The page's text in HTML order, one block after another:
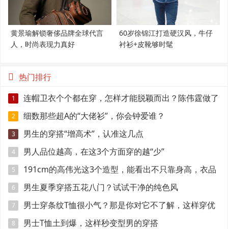
黄景瑜解锁奢侈品牌全球代言
人，时尚表现力真好
60岁徐锦江打造硬汉风，牛仔
衬衫+皮靴够时髦
热门排行
1
连帽卫衣个个都在穿，怎样才能脱颖而出？陈伟霆做了
示范
2 细数那些超A的“大佬衫”，你会钟爱谁？
3 男生的穿搭“增高术”，认准这几点
4 男人品位越高，在这3个方面穿的越“少”
5
191cm的高伟光这3个造型，能看出不只靠身高，衣品
很好
6 男生夏季穿搭五花八门？试试干净的纯色风
7
男士穿条纹T恤很小气？那是你对它不了解，这样穿优
雅时髦
8 男士T恤土到爆，这样秒变型男的穿搭